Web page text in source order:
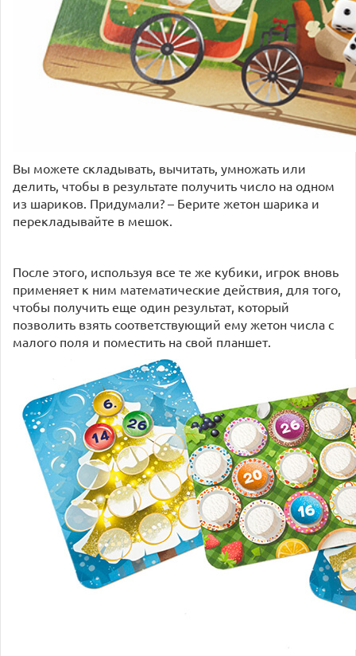
Вы можете складывать, вычитать, умножать или
делить, чтобы в результате получить число на одном
из шариков. Придумали? – Берите жетон шарика и
перекладывайте в мешок.
После этого, используя все те же кубики, игрок вновь
применяет к ним математические действия, для того,
чтобы получить еще один результат, который
позволить взять соответствующий ему жетон числа с
малого поля и поместить на свой планшет.